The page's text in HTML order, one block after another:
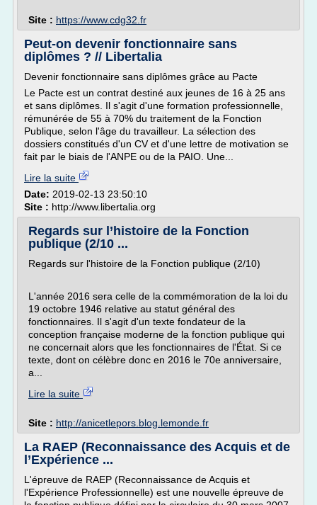
Site : https://www.cdg32.fr
Peut-on devenir fonctionnaire sans
diplômes ? // Libertalia
Devenir fonctionnaire sans diplômes grâce au Pacte
Le Pacte est un contrat destiné aux jeunes de 16 à 25 ans
et sans diplômes. Il s'agit d'une formation professionnelle,
rémunérée de 55 à 70% du traitement de la Fonction
Publique, selon l'âge du travailleur. La sélection des
dossiers constitués d'un CV et d'une lettre de motivation se
fait par le biais de l'ANPE ou de la PAIO. Une...
Lire la suite
Date: 2019-02-13 23:50:10
Site : http://www.libertalia.org
Regards sur l’histoire de la Fonction
publique (2/10 ...
Regards sur l'histoire de la Fonction publique (2/10)
L'année 2016 sera celle de la commémoration de la loi du
19 octobre 1946 relative au statut général des
fonctionnaires. Il s'agit d'un texte fondateur de la
conception française moderne de la fonction publique qui
ne concernait alors que les fonctionnaires de l'État. Si ce
texte, dont on célèbre donc en 2016 le 70e anniversaire,
a...
Lire la suite
Site : http://anicetlepors.blog.lemonde.fr
La RAEP (Reconnaissance des Acquis et de
l’Expérience ...
L'épreuve de RAEP (Reconnaissance de Acquis et
l'Expérience Professionnelle) est une nouvelle épreuve de